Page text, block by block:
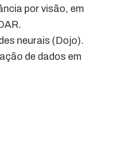
por visão, em
neurais (Dojo).
de dados em